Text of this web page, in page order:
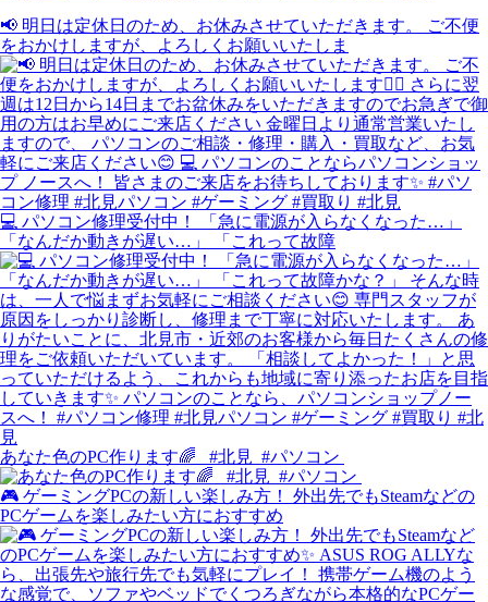
📢 明日は定休日のため、お休みさせていただきます。 ご不便
をおかけしますが、よろしくお願いいたしま
💻 パソコン修理受付中！ 「急に電源が入らなくなった…」
「なんだか動きが遅い…」 「これって故障
あなた色のPC作ります🌈 ⁡⁡ ⁡ #北見⁡ ⁡ #パソコン⁡ ⁡
🎮 ゲーミングPCの新しい楽しみ方！ 外出先でもSteamなどの
PCゲームを楽しみたい方におすすめ